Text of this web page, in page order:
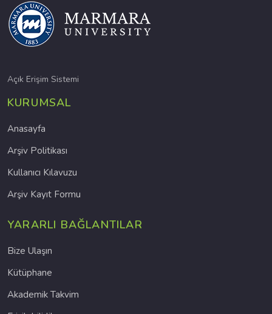
Açık Erişim Sistemi
KURUMSAL
Anasayfa
Arşiv Politikası
Kullanıcı Kılavuzu
Arşiv Kayıt Formu
YARARLI BAĞLANTILAR
Bize Ulaşın
Kütüphane
Akademik Takvim